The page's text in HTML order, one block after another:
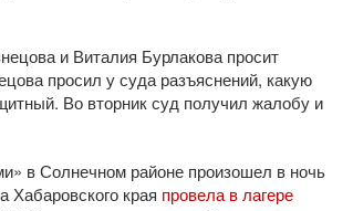
и Виталия Бурлакова просит
просил у суда разъяснений, какую
Во вторник суд получил жалобу и
в Солнечном районе произошел в ночь
Хабаровского края провела в лагере